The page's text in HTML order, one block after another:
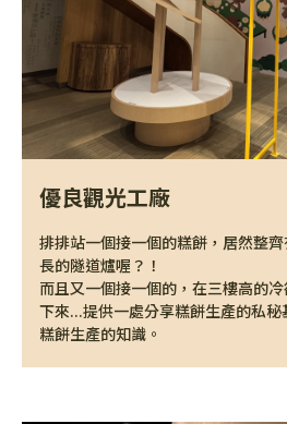
優良觀光工廠
排排站一個接一個的糕餅，居然整
長的隧道爐喔？！
而且又一個接一個的，在三樓高的
下來...提供一處分享糕餅生產的私
糕餅生產的知識。